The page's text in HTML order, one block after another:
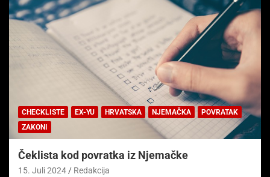
CHECKLISTE EX-YU HRVATSKA NJEMAČKA
POVRATAK
ZAKONI
Čeklista kod povratka iz Njemačke
15. Juli 2024 Redakcija